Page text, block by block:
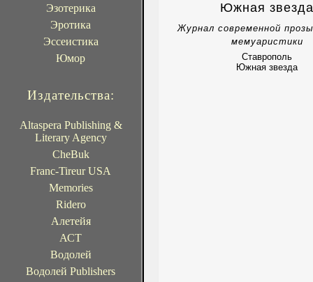
Эзотерика
Эротика
Эссеистика
Юмор
Издательства:
Altaspera Publishing &
Literary Agency
CheBuk
Franc-Tireur USA
Memories
Ridero
Алетейя
АСТ
Водолей
Водолей Publishers
Южная звезда
Журнал современной
мемуаристики
Ставрополь
Южная звезда